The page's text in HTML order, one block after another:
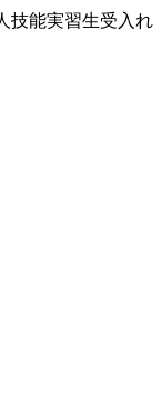
技能実習生受入れ